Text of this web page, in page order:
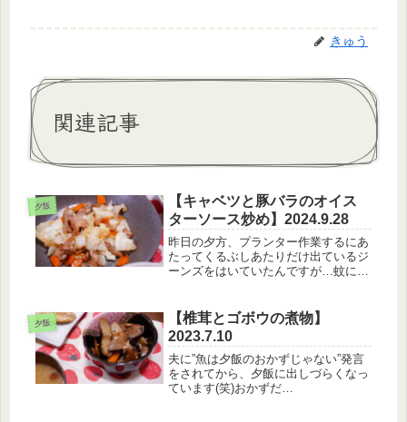
きゅう
関連記事
夕飯
【キャベツと豚バラのオイス
ターソース炒め】2024.9.28
昨日の夕方、プランター作業するにあ
たってくるぶしあたりだけ出ているジ
ーンズをはいていたんですが…蚊に刺
ゃに痒い。アレルギーなのかな？二十
歳すぎから特になんだけど、蚊に刺さ
れると...
夕飯
【椎茸とゴボウの煮物】
2023.7.10
夫に”魚は夕飯のおかずじゃない”発言
をされてから、夕飯に出しづらくなっ
ています(笑)おかずだ